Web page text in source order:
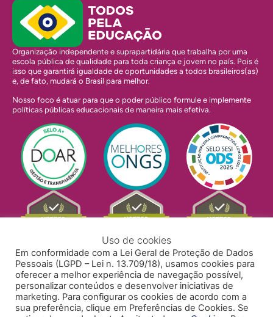
Organização independente e suprapartidária que trabalha por uma
escola pública de qualidade para toda criança e jovem no país. Pois é
isso que garantirá igualdade de oportunidades a todos brasileiros(as)
e, de fato, mudará o Brasil para melhor.
Nosso foco é atuar para que o poder público formule e implemente
políticas públicas educacionais de maneira mais efetiva.
Uso de cookies
Em conformidade com a Lei Geral de Proteção de Dados
Pessoais (LGPD – Lei n. 13.709/18), usamos cookies para
oferecer a melhor experiência de navegação possível,
personalizar conteúdos e desenvolver iniciativas de
marketing. Para configurar os cookies de acordo com a
sua preferência, clique em Preferências de Cookies. Se